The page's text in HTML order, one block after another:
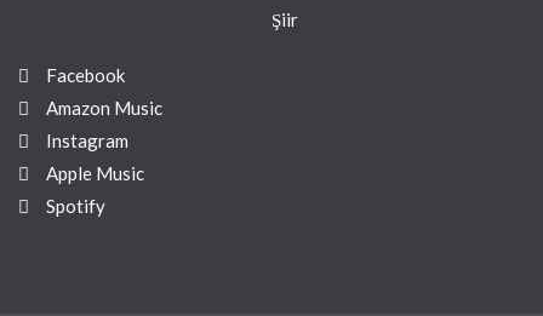
Şiir
Facebook
Amazon Music
Instagram
Apple Music
Spotify